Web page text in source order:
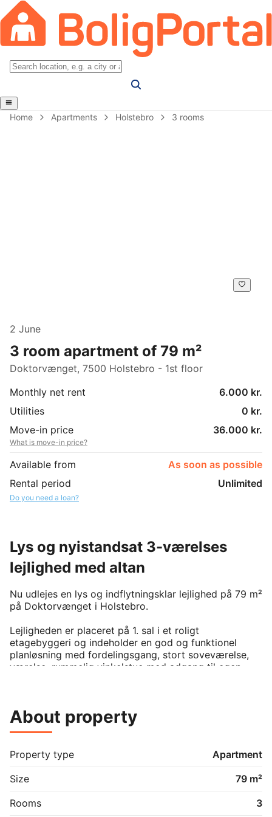
Home Apartments Holstebro 3 rooms
2 June
3 room apartment of 79 m²
Doktorvænget, 7500 Holstebro - 1st floor
Monthly net rent
6.000 kr.
Utilities
0 kr.
Move-in price
36.000 kr.
What is move-in price?
Available from
As soon as possible
Rental period
Unlimited
Do you need a loan?
Lys og nyistandsat 3-værelses
lejlighed med altan
Nu udlejes en lys og indflytningsklar lejlighed på 79 m²
på Doktorvænget i Holstebro.
Lejligheden er placeret på 1. sal i et roligt
etagebyggeri og indeholder en god og funktionel
planløsning med fordelingsgang, stort soveværelse,
værelse, rummelig vinkelstue med adgang til egen
•	Lyst snedkerkøkken med glaskeramisk
kogeplade, ovn, emhætte, køle-/fryseskab og ny
•	Badeværelse med ny vaskemaskine og
tørretumbler (derudover adgang til fællesvaskeri)
•	Stort soveværelse med indbyggede skabe og
•	Mindre værelse – oplagt som kontor,
About property
Property type
Apartment
Size
79 m²
Rooms
3